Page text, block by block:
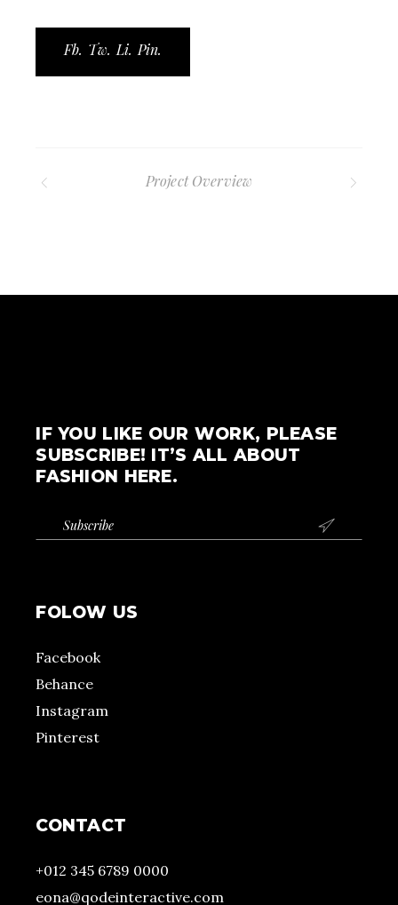
Fb. Tw. Li. Pin.
Project Overview
IF YOU LIKE OUR WORK, PLEASE
SUBSCRIBE! IT’S ALL ABOUT
FASHION HERE.

FOLOW US
Facebook
Behance
Instagram
Pinterest
CONTACT
+012 345 6789 0000
eona@qodeinteractive.com